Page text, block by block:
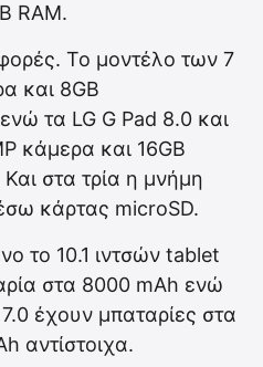
RAM.
Το μοντέλο των 7
και 8GB
τα LG G Pad 8.0 και
κάμερα και 16GB
στα τρία η μνήμη
κάρτας microSD.
το 10.1 ιντσών tablet
στα 8000 mAh ενώ
έχουν μπαταρίες στα
αντίστοιχα.